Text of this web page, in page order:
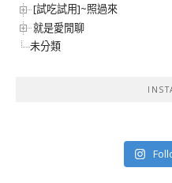
[試吃試用]~照過來
就是愛閒聊
未分類